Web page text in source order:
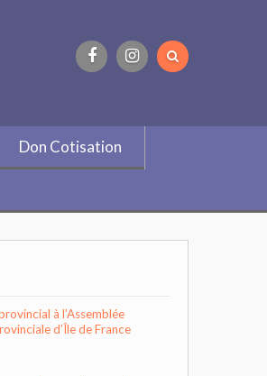
Don Cotisation
à l’Assemblée
d’Île de France